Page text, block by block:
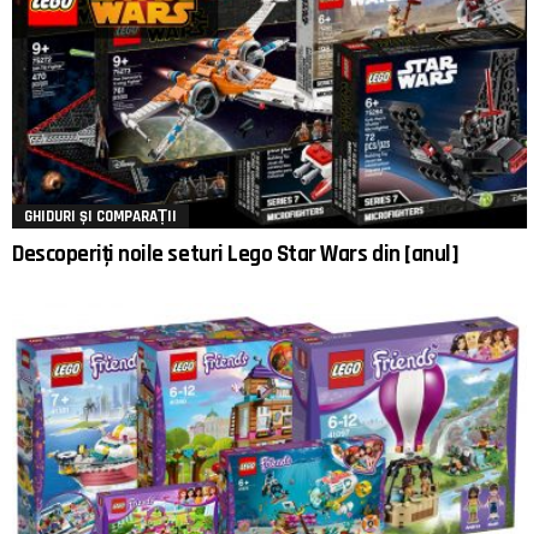
GHIDURI ȘI COMPARAȚII
Descoperiți noile seturi Lego Star Wars din [anul]